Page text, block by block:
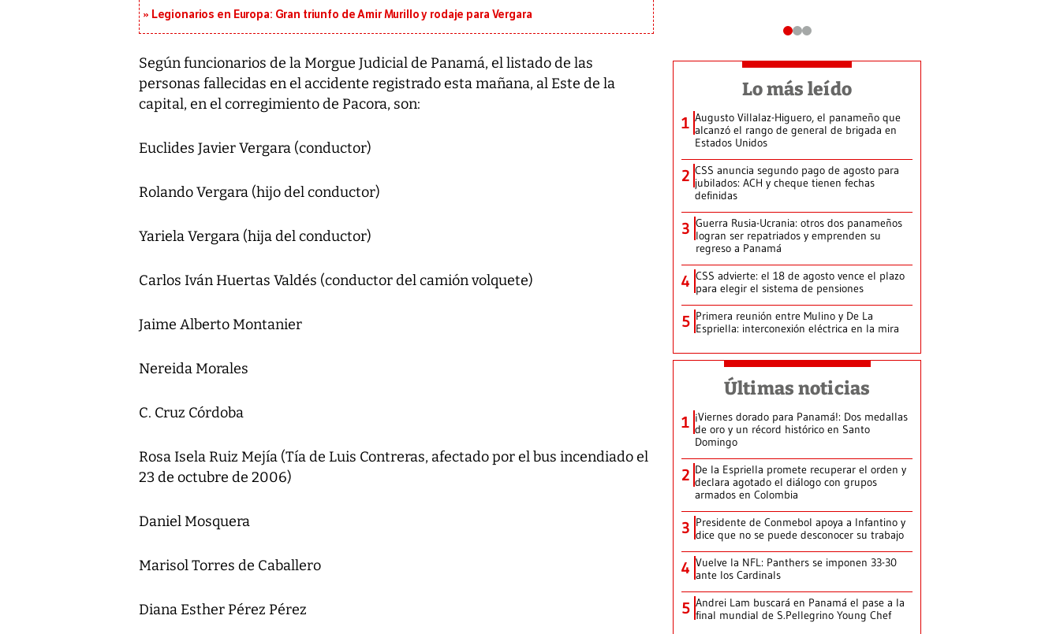
Legionarios en Europa: Gran triunfo de Amir Murillo y rodaje para Vergara
Según funcionarios de la Morgue Judicial de Panamá, el listado de las
personas fallecidas en el accidente registrado esta mañana, al Este de la
capital, en el corregimiento de Pacora, son:
Euclides Javier Vergara (conductor)
Rolando Vergara (hijo del conductor)
Yariela Vergara (hija del conductor)
Carlos Iván Huertas Valdés (conductor del camión volquete)
Jaime Alberto Montanier
Nereida Morales
C. Cruz Córdoba
Rosa Isela Ruiz Mejía (Tía de Luis Contreras, afectado por el bus incendiado el
23 de octubre de 2006)
Daniel Mosquera
Marisol Torres de Caballero
Diana Esther Pérez Pérez
Lo más leído
1 Augusto Villalaz-Higuero, el panameño que
alcanzó el rango de general de brigada en
Estados Unidos
2 CSS anuncia segundo pago de agosto para
jubilados: ACH y cheque tienen fechas
definidas
3 Guerra Rusia-Ucrania: otros dos panameños
logran ser repatriados y emprenden su
regreso a Panamá
4 CSS advierte: el 18 de agosto vence el plazo
para elegir el sistema de pensiones
5 Primera reunión entre Mulino y De La
Espriella: interconexión eléctrica en la mira
Últimas noticias
1 ¡Viernes dorado para Panamá!: Dos medallas
de oro y un récord histórico en Santo
Domingo
2 De la Espriella promete recuperar el orden y
declara agotado el diálogo con grupos
armados en Colombia
3 Presidente de Conmebol apoya a Infantino y
dice que no se puede desconocer su trabajo
4 Vuelve la NFL: Panthers se imponen 33-30
ante los Cardinals
5 Andrei Lam buscará en Panamá el pase a la
final mundial de S.Pellegrino Young Chef